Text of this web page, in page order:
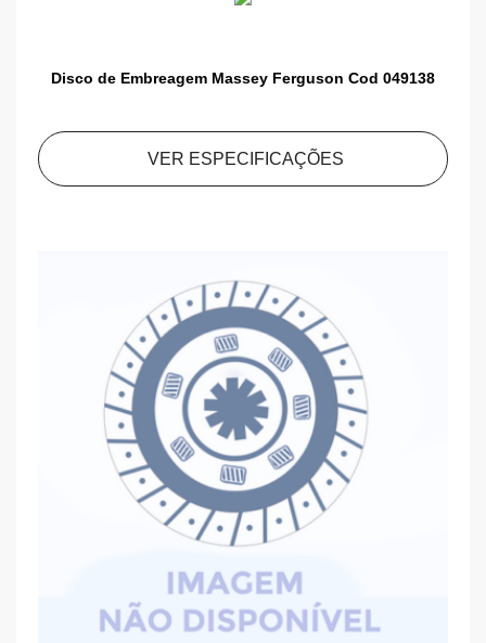
Disco de Embreagem Massey Ferguson Cod 049138
VER ESPECIFICAÇÕES